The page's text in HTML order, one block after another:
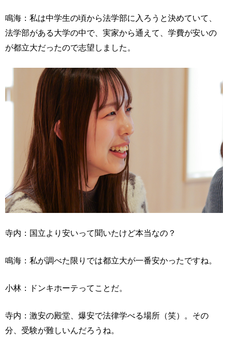
鳴海：私は中学生の頃から法学部に入ろうと決めていて、
法学部がある大学の中で、実家から通えて、学費が安いの
が都立大だったので志望しました。
寺内：国立より安いって聞いたけど本当なの？
鳴海：私が調べた限りでは都立大が一番安かったですね。
小林：ドンキホーテってことだ。
寺内：激安の殿堂、爆安で法律学べる場所（笑）。その
分、受験が難しいんだろうね。